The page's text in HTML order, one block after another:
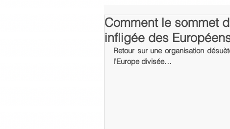
Comment le sommet
infligée des
Retour sur une organisation
l’Europe divisée…